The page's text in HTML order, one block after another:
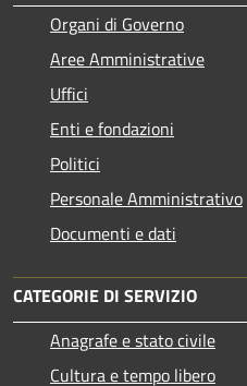
Organi di Governo
Aree Amministrative
Uffici
Enti e fondazioni
Politici
Personale Amministrativo
Documenti e dati
CATEGORIE DI SERVIZIO
Anagrafe e stato civile
Cultura e tempo libero